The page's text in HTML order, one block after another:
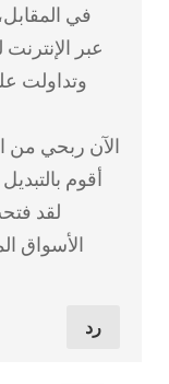
في
وتداولت
الآن ربحي من
لقد
الأسواق
رد